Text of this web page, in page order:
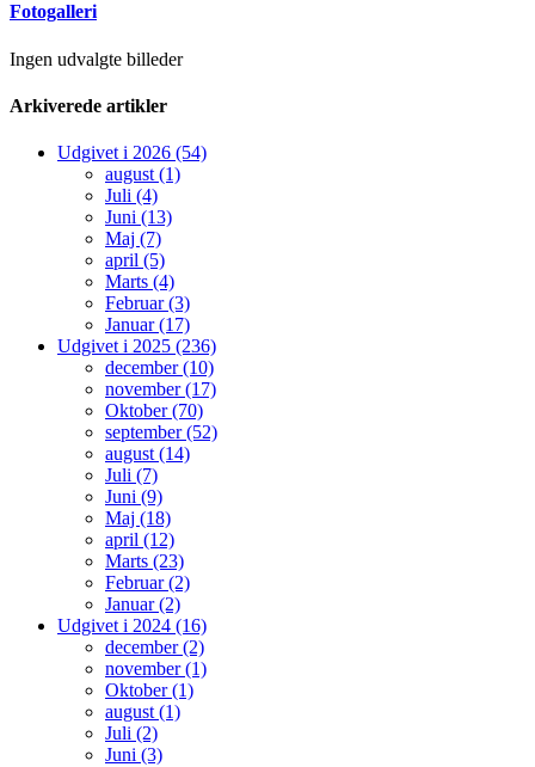
Fotogalleri
Ingen udvalgte billeder
Arkiverede artikler
Udgivet i 2026 (54)
august (1)
Juli (4)
Juni (13)
Maj (7)
april (5)
Marts (4)
Februar (3)
Januar (17)
Udgivet i 2025 (236)
december (10)
november (17)
Oktober (70)
september (52)
august (14)
Juli (7)
Juni (9)
Maj (18)
april (12)
Marts (23)
Februar (2)
Januar (2)
Udgivet i 2024 (16)
december (2)
november (1)
Oktober (1)
august (1)
Juli (2)
Juni (3)